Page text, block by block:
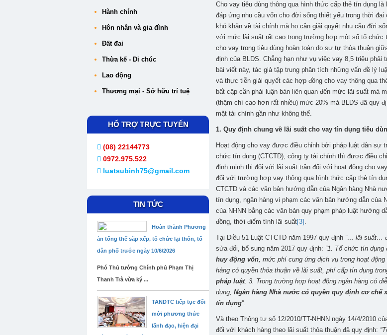
Hành chính
Hôn nhân và gia đình
Đất đai
Thừa kế - Di chúc
Lao động
Thương mại - Sở hữu trí tuệ
HỔ TRỢ TRỰC TUYẾN
(08) 22144773
0972.975.522
luatsubinh75@gmail.com
TIN TỨC
Hoàn thành Phương
án tổng thể sắp xếp, tổ chức lại thôn, tổ
dân phố trước ngày 10/6/2026
Phó Thủ tướng Chính phủ Phạm Thị
Thanh Trà vừa ký ...
TANDTC tiếp tục đổi
mới phương thức
lãnh đạo, hiện đại
Cho vay tiêu dùng thông qua hình thức cấp thẻ tín dụng
đáp ứng nhu cầu vốn cho đời sống thiết yếu trong thời
khó khăn về tài chính mà họ cần giải quyết nhu cầu đời
với mức lãi suất rất cao trong trường hợp một số tổ chức
cho vay trong tiêu dùng hoàn toàn do sự tự thỏa thuận
định của BLDS. Chẳng hạn như vụ việc vay 8,5 triệu phải
bài viết này, tác giả tập trung phân tích những vấn đề lý
và thực tiễn giải quyết các hợp đồng cho vay thông qua
bất cập cần phải luận bàn liên quan đến mức lãi suất
(thậm chí cao hơn rất nhiều) mức 20% mà BLDS đã quy
mặt tài chính gần như không thể.
1. Quy định chung về lãi suất cho vay tín dụng tiêu
Hoạt động cho vay được điều chỉnh bởi pháp luật dân
chức tín dụng (CTCTD), công ty tài chính thì được điều
định minh thi đối với lãi suất trần đối với hoạt động cho
đối với trường hợp vay thông qua hình thức cấp thẻ tín
CTCTD và các văn bản hướng dẫn của Ngân hàng Nhà
tín dụng, ngân hàng vi phạm các văn bản hướng dẫn của
của NHNN bằng các văn bản quy phạm pháp luật hướng
đồng, thời điểm tính lãi suất[3] .
Tại Điều 51 Luật CTCTD năm 1997 quy định “… lãi suất…
sửa đổi, bổ sung năm 2017 quy định: “1. Tổ chức tín
huy động vốn, mức phí cung ứng dịch vụ trong hoạt
hàng có quyền thỏa thuận về lãi suất, phí cấp tín dụng
pháp luật. 3. Trong trường hợp hoạt động ngân hàng có
dụng, Ngân hàng Nhà nước có quyền quy định cơ
tín dụng”.
Và theo Thông tư số 12/2010/TT-NHNN ngày 14/4/2010
đối với khách hàng theo lãi suất thỏa thuận đã quy định: